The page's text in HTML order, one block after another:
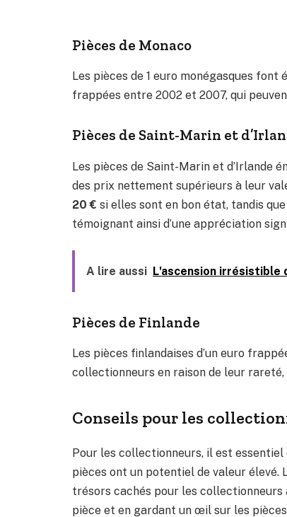
Pièces de Monaco
Les pièces de 1 euro monégasques
frappées entre 2002 et 2007, qui
Pièces de Saint-Marin et
Les pièces de Saint-Marin et d’Irlande
des prix nettement supérieurs à leur
20 € si elles sont en bon état, tandis
témoignant ainsi d’une appréciation
A lire aussi L'ascension irrésistible
Pièces de Finlande
Les pièces finlandaises d’un euro
collectionneurs en raison de leur rareté,
Conseils pour les
Pour les collectionneurs, il est
pièces ont un potentiel de valeur élevé.
trésors cachés pour les collectionneurs
pièce et en gardant un œil sur les